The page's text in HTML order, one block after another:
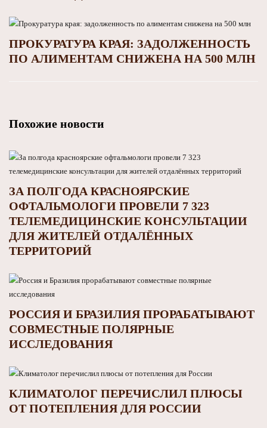
ПРОКУРАТУРА КРАЯ: ЗАДОЛЖЕННОСТЬ
ПО АЛИМЕНТАМ СНИЖЕНА НА 500 МЛН
Похожие новости
ЗА ПОЛГОДА КРАСНОЯРСКИЕ
ОФТАЛЬМОЛОГИ ПРОВЕЛИ 7 323
ТЕЛЕМЕДИЦИНСКИЕ КОНСУЛЬТАЦИИ
ДЛЯ ЖИТЕЛЕЙ ОТДАЛЁННЫХ
ТЕРРИТОРИЙ
РОССИЯ И БРАЗИЛИЯ ПРОРАБАТЫВАЮТ
СОВМЕСТНЫЕ ПОЛЯРНЫЕ
ИССЛЕДОВАНИЯ
КЛИМАТОЛОГ ПЕРЕЧИСЛИЛ ПЛЮСЫ
ОТ ПОТЕПЛЕНИЯ ДЛЯ РОССИИ